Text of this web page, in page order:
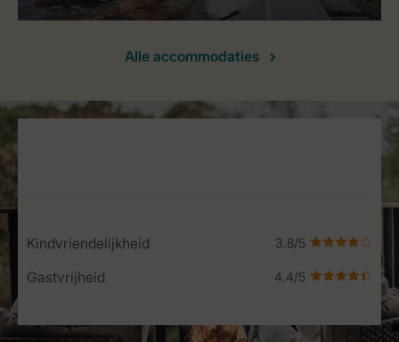
Alle accommodaties
Kindvriendelijkheid
Gastvrijheid